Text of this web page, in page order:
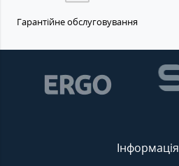
Гарантійне обслуговування
Інформація